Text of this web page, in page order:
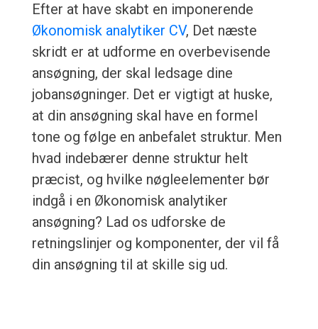
Efter at have skabt en imponerende
Økonomisk analytiker CV, Det næste
skridt er at udforme en overbevisende
ansøgning, der skal ledsage dine
jobansøgninger. Det er vigtigt at huske,
at din ansøgning skal have en formel
tone og følge en anbefalet struktur. Men
hvad indebærer denne struktur helt
præcist, og hvilke nøgleelementer bør
indgå i en Økonomisk analytiker
ansøgning? Lad os udforske de
retningslinjer og komponenter, der vil få
din ansøgning til at skille sig ud.